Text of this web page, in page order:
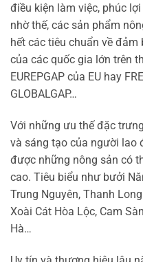
điều kiện làm việc, phúc
nhờ thế, các sản phẩm
hết các tiêu chuẩn về
của các quốc gia lớn trên
EUREPGAP của EU hay
GLOBALGAP…
Với những ưu thế đặc
và sáng tạo của người lao
được những nông sản có
cao. Tiêu biểu như bưởi
Trung Nguyên, Thanh
Xoài Cát Hòa Lộc, Cam
Hà…